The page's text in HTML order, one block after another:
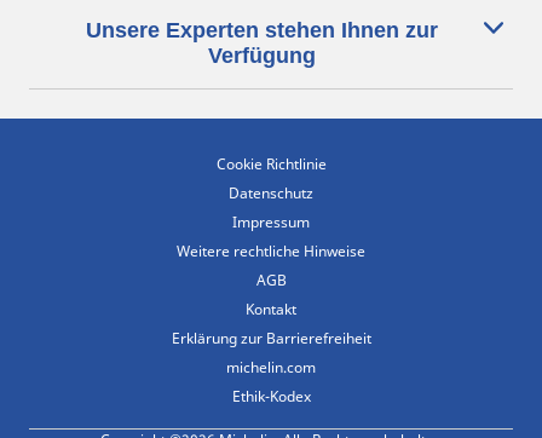
Unsere Experten stehen Ihnen zur
Verfügung
Cookie Richtlinie
Datenschutz
Impressum
Weitere rechtliche Hinweise
AGB
Kontakt
Erklärung zur Barrierefreiheit
michelin.com
Ethik-Kodex